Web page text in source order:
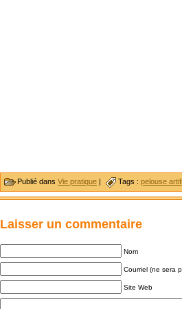
Publié dans Vie pratique Tags : pelouse
Laisser un commentaire
Nom
Courriel (ne sera
Site Web